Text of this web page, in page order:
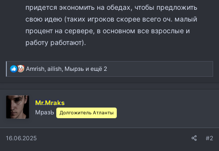
придется экономить на обедах, чтобы предложить
свою идею (таких игроков скорее всего оч. малый
процент на сервере, в основном все взрослые и
работу работают).
Р
е
к
ц
и
:
Amrish ailish Мырзь и ещё 2
Mr.Mraks
МразЬ Долгожитель Атланты
16.06.2025 #2